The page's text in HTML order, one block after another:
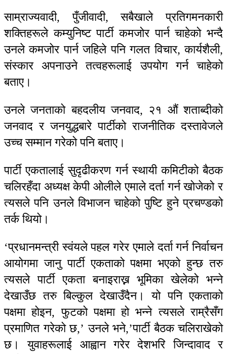
साम्राज्यवादी, पुँजीवादी, सबैखाले प्रतिगमनकारी
शक्तिहरूले कम्युनिष्ट पार्टी कमजोर पार्न चाहेको भन्दै
उनले कमजोर पार्न जहिले पनि गलत विचार, कार्यशैली,
संस्कार अपनाउने तत्वहरूलाई उपयोग गर्न चाहेको
बताए।
उनले जनताको बहदलीय जनवाद, २१ औं शताब्दीको
जनवाद र जनयुद्धबारे पार्टीको राजनीतिक दस्तावेजले
उच्च सम्मान गरेको पनि बताए।
पार्टी एकतालाई सुदृढीकरण गर्न स्थायी कमिटीको बैठक
चलिरहँदा अध्यक्ष केपी ओलीले एमाले दर्ता गर्न खोजेको र
त्यसले पनि उनले विभाजन चाहेको पुष्टि हुने प्रचण्डको
तर्क थियो।
‘प्रधानमन्त्री स्वंयले पहल गरेर एमाले दर्ता गर्न निर्वाचन
आयोगमा जानु पार्टी एकताको पक्षमा भएको हुन्छ तरु
त्यसले पार्टी एकता बनाइराख्न भूमिका खेलेको भन्ने
देखाउँछ तरु बिल्कुल देखाउँदैन। यो पनि एकताको
पक्षमा होइन, फुटको पक्षमा हो भन्ने त्यसले राम्रैसँग
प्रमाणित गरेको छ,’ उनले भने,’पार्टी बैठक चलिराखेको
छ। युवाहरूलाई आह्वान गरेर देशभरि जिन्दावाद र